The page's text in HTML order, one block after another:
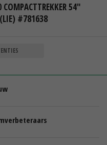
COMPACTTREKKER 54"
#781638